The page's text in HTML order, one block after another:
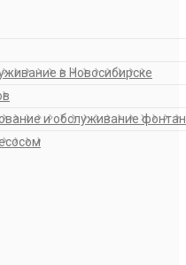
в Новосибирске
и обслуживание